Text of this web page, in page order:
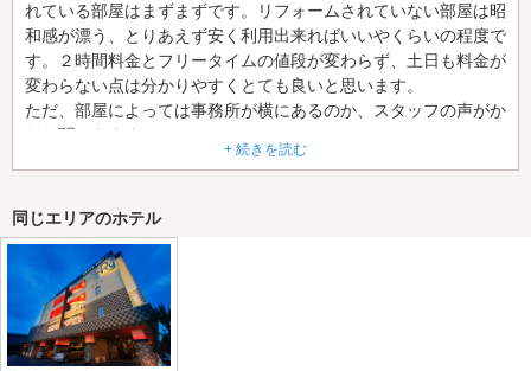
れている部屋はまずまずです。リフォームされていない部屋は昭
和感が漂う、とりあえず安く利用出来ればいいやくらいの程度で
す。２時間料金とフリータイムの値段が変わらず、土日も料金が
変わらない点は分かりやすくとても良いと思います。
ただ、部屋によっては事務所が横にあるのか、スタッフの声がか
なり聞こえます。
+ 続きを読む
同じエリアのホテル